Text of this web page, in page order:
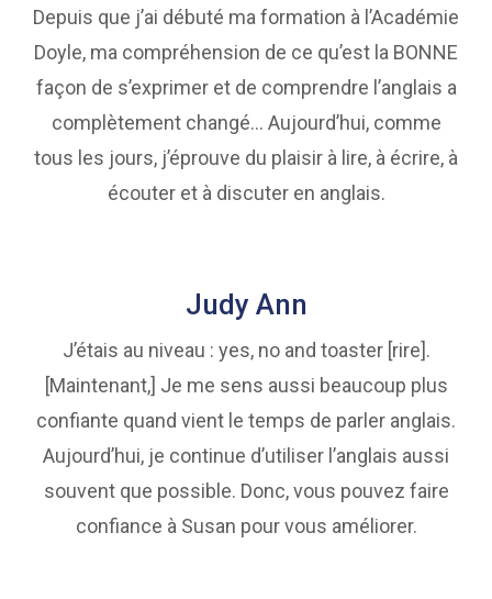
Depuis que j’ai débuté ma formation à l’Académie
Doyle, ma compréhension de ce qu’est la BONNE
façon de s’exprimer et de comprendre l’anglais a
complètement changé… Aujourd’hui, comme
tous les jours, j’éprouve du plaisir à lire, à écrire, à
écouter et à discuter en anglais.
Judy Ann
J’étais au niveau : yes, no and toaster [rire].
[Maintenant,] Je me sens aussi beaucoup plus
confiante quand vient le temps de parler anglais.
Aujourd’hui, je continue d’utiliser l’anglais aussi
souvent que possible. Donc, vous pouvez faire
confiance à Susan pour vous améliorer.